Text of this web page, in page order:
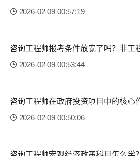
2026-02-09 00:57:19
咨询工程师报考条件放宽了吗？非工
2026-02-09 00:53:44
咨询工程师在政府投资项目中的核心
2026-02-09 00:50:06
咨询工程师宏观经济政策科目怎么学